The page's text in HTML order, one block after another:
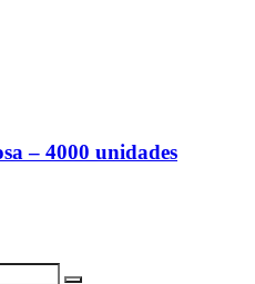
– 4000 unidades